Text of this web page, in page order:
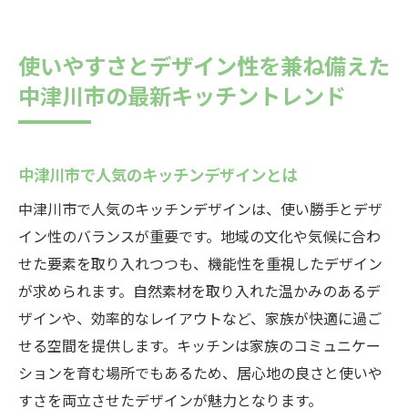
計
使いやすさとデザイン性を兼ね備えた
中津川市の最新キッチントレンド
中津川市で人気のキッチンデザインとは
中津川市で人気のキッチンデザインは、使い勝手とデザ
イン性のバランスが重要です。地域の文化や気候に合わ
せた要素を取り入れつつも、機能性を重視したデザイン
が求められます。自然素材を取り入れた温かみのあるデ
ザインや、効率的なレイアウトなど、家族が快適に過ご
せる空間を提供します。キッチンは家族のコミュニケー
ションを育む場所でもあるため、居心地の良さと使いや
すさを両立させたデザインが魅力となります。